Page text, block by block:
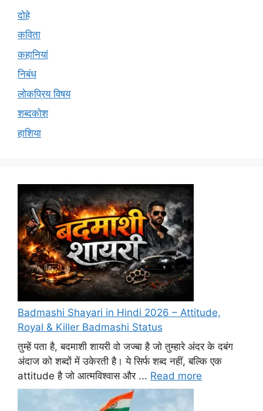
दोहे
कविता
कहानियां
निबंध
लोकप्रिय विषय
शब्दकोश
हाशिया
Badmashi Shayari in Hindi 2026 – Attitude,
Royal & Killer Badmashi Status
तुम्हें पता है, बदमाशी शायरी वो जज्बा है जो तुम्हारे अंदर के दबंग
अंदाज को शब्दों में उकेरती है। ये सिर्फ शब्द नहीं, बल्कि एक
attitude है जो आत्मविश्वास और ... Read more